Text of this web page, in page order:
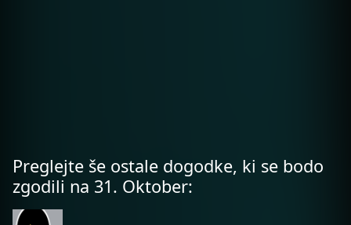
Preglejte še ostale dogodke, ki se bodo
zgodili na 31. Oktober: